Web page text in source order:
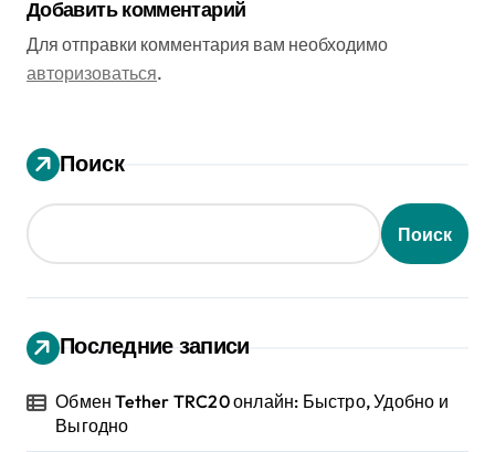
Добавить комментарий
Для отправки комментария вам необходимо
авторизоваться.
Поиск
Поиск
Последние записи
Обмен Tether TRC20 онлайн: Быстро, Удобно и
Выгодно